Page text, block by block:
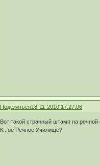
Поделиться18-11-2010 17:27:06
Вот такой странный штамп на речной
К...ое Речное Училище?